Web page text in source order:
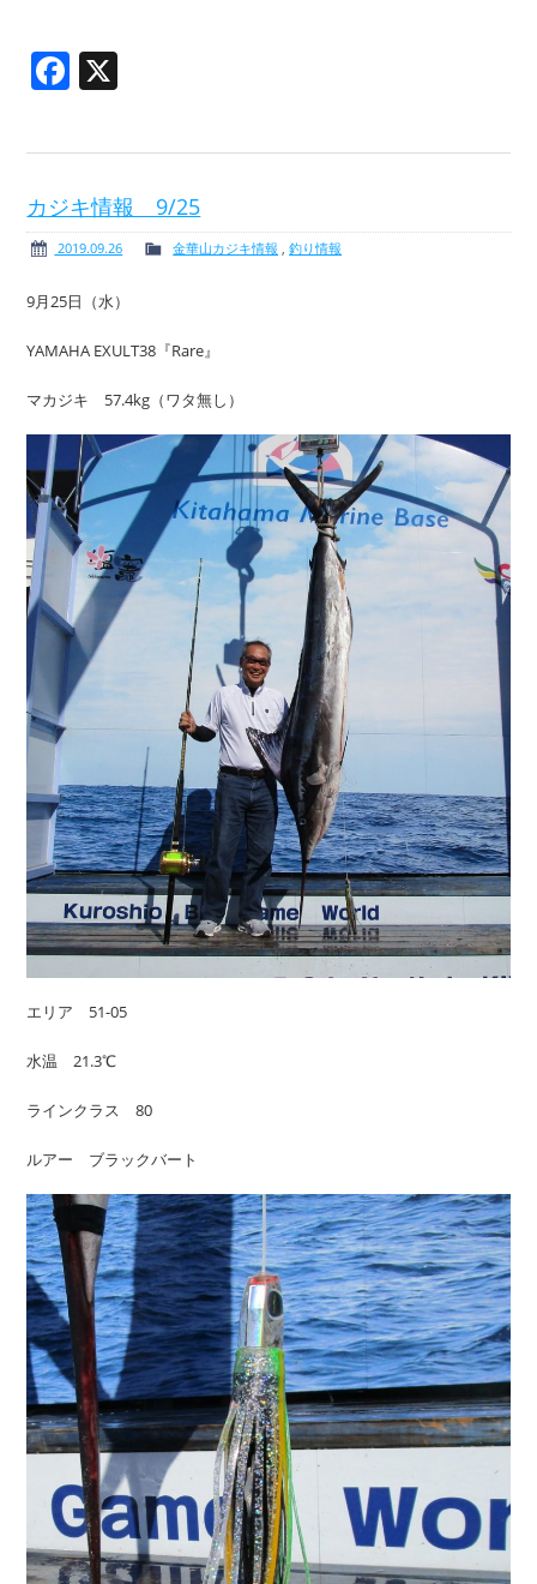
Facebook
カジキ情報 9/25
2019.09.26 金華山カジキ情報 ,釣り情報
9月25日（水）
YAMAHA EXULT38『Rare』
マカジキ 57.4kg（ワタ無し）
エリア 51-05
水温 21.3℃
ラインクラス 80
ルアー ブラックバート